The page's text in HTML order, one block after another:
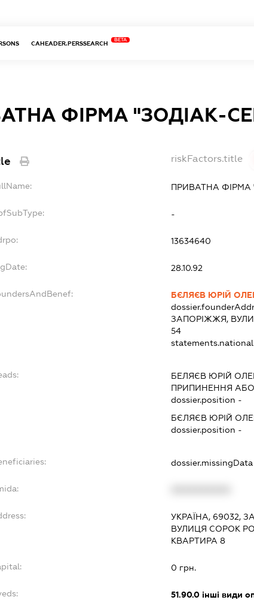
CAHEADER.PERSSEARCH
BETA
ФІРМА "ЗОДІАК-
riskFactors.title
ПРИВАТНА ФІРМА
-
13634640
28.10.92
БЄЛЯЄВ ЮРІЙ
ЗАПОРІЖЖЯ,
54
БЕЛЯЄВ ЮРІЙ
ПРИПИНЕННЯ АБО
dossier.position -
БЄЛЯЄВ ЮРІЙ
dossier.position -
dossier.missingData
УКРАЇНА, 69032,
ВУЛИЦЯ СОРОК
КВАРТИРА 8
0 грн.
51.90.0 інші види